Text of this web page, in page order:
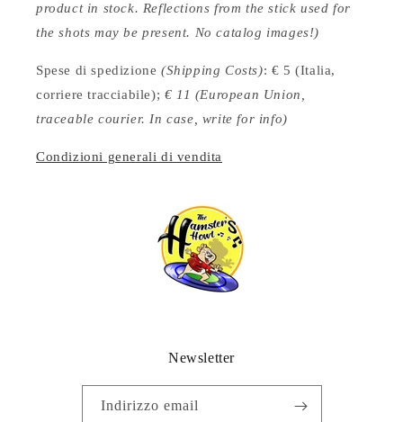
product in stock. Reflections from the stick used for
the shots may be present. No catalog images!)
Spese di spedizione (Shipping Costs): € 5 (Italia,
corriere tracciabile); € 11 (European Union,
traceable courier. In case, write for info)
Condizioni generali di vendita
Newsletter
Indirizzo email